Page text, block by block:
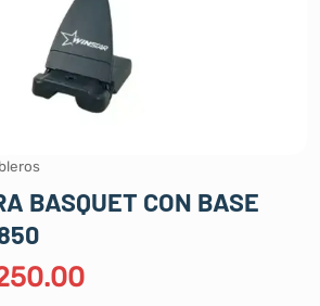
BASQUET CON BASE
El